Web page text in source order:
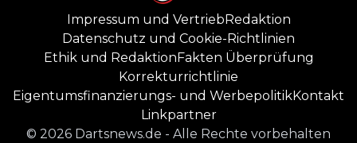
Impressum und Vertrieb Redaktion
Datenschutz und Cookie-Richtlinien
Ethik und Redaktion Fakten Überprüfung
Korrekturrichtlinie
Eigentumsfinanzierungs- und WerbepolitikKontakt
Linkpartner
© 2026 Dartsnews.de - Alle Rechte vorbehalten